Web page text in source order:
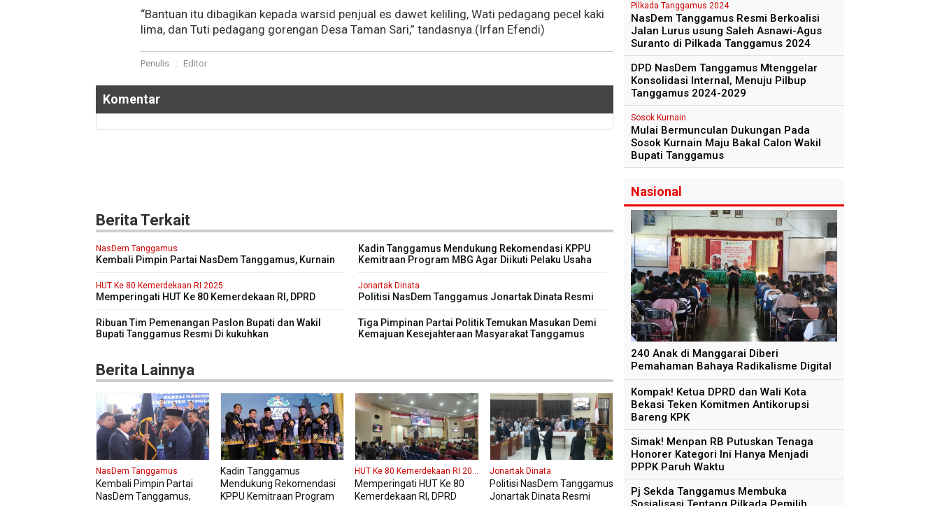
“Bantuan itu dibagikan kepada warsid penjual es dawet keliling, Wati pedagang pecel kaki
lima, dan Tuti pedagang gorengan Desa Taman Sari,” tandasnya.(Irfan Efendi)
Penulis : Editor
Komentar
Berita Terkait
NasDem Tanggamus
Kembali Pimpin Partai NasDem Tanggamus, Kurnain
lipat
Kadin Tanggamus Mendukung Rekomendasi KPPU
Kemitraan Program MBG Agar Diikuti Pelaku Usaha
HUT Ke 80 Kemerdekaan RI 2025
Memperingati HUT Ke 80 Kemerdekaan RI, DPRD
Istimewa
Jonartak Dinata
Politisi NasDem Tanggamus Jonartak Dinata Resmi
Ribuan Tim Pemenangan Paslon Bupati dan Wakil
Bupati Tanggamus Resmi Di kukuhkan
Tiga Pimpinan Partai Politik Temukan Masukan Demi
Kemajuan Kesejahteraan Masyarakat Tanggamus
Berita Lainnya
NasDem Tanggamus
Kembali Pimpin Partai
NasDem Tanggamus,
Kadin Tanggamus
Mendukung Rekomendasi
KPPU Kemitraan Program
Memperingati HUT Ke 80
Kemerdekaan RI, DPRD
Jonartak Dinata
Politisi NasDem Tanggamus
Jonartak Dinata Resmi
Pilkada Tanggamus 2024
NasDem Tanggamus Resmi Berkoalisi
Jalan Lurus usung Saleh Asnawi-Agus
Suranto di Pilkada Tanggamus 2024
DPD NasDem Tanggamus Mtenggelar
Konsolidasi Internal, Menuju Pilbup
Tanggamus 2024-2029
Sosok Kurnain
Mulai Bermunculan Dukungan Pada
Sosok Kurnain Maju Bakal Calon Wakil
Bupati Tanggamus
Nasional
240 Anak di Manggarai Diberi
Pemahaman Bahaya Radikalisme Digital
Kompak! Ketua DPRD dan Wali Kota
Bekasi Teken Komitmen Antikorupsi
Bareng KPK
Simak! Menpan RB Putuskan Tenaga
Honorer Kategori Ini Hanya Menjadi
PPPK Paruh Waktu
Pj Sekda Tanggamus Membuka